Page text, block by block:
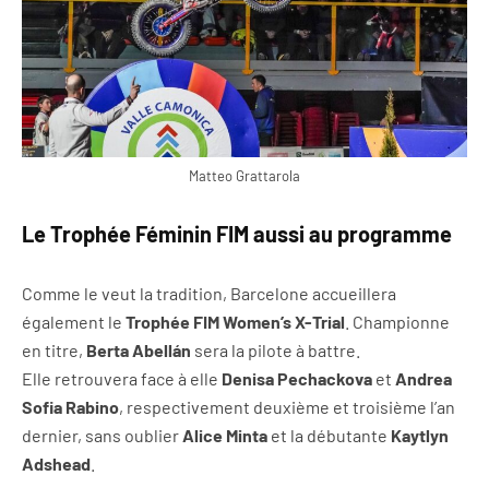
Matteo Grattarola
Le Trophée Féminin FIM aussi au programme
Comme le veut la tradition, Barcelone accueillera
également le Trophée FIM Women’s X-Trial . Championne
en titre, Berta Abellán sera la pilote à battre.
Elle retrouvera face à elle Denisa Pechackova et Andrea
Sofia Rabino, respectivement deuxième et troisième l’an
dernier, sans oublier Alice Minta et la débutante Kaytlyn
Adshead